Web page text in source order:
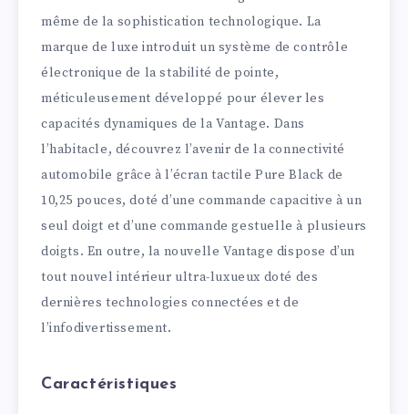
même de la sophistication technologique. La
marque de luxe introduit un système de contrôle
électronique de la stabilité de pointe,
méticuleusement développé pour élever les
capacités dynamiques de la Vantage. Dans
l’habitacle, découvrez l’avenir de la connectivité
automobile grâce à l’écran tactile Pure Black de
10,25 pouces, doté d’une commande capacitive à un
seul doigt et d’une commande gestuelle à plusieurs
doigts. En outre, la nouvelle Vantage dispose d’un
tout nouvel intérieur ultra-luxueux doté des
dernières technologies connectées et de
l’infodivertissement.
Caractéristiques